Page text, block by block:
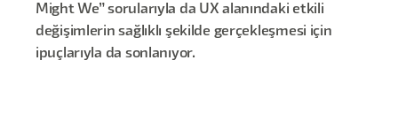
Might We” sorularıyla da UX alanındaki etkili
değişimlerin sağlıklı şekilde gerçekleşmesi için
ipuçlarıyla da sonlanıyor.